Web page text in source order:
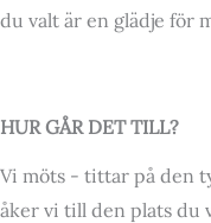
du valt är en glädje för
HUR GÅR DET TILL?
Vi möts - tittar på den
åker vi till den plats du